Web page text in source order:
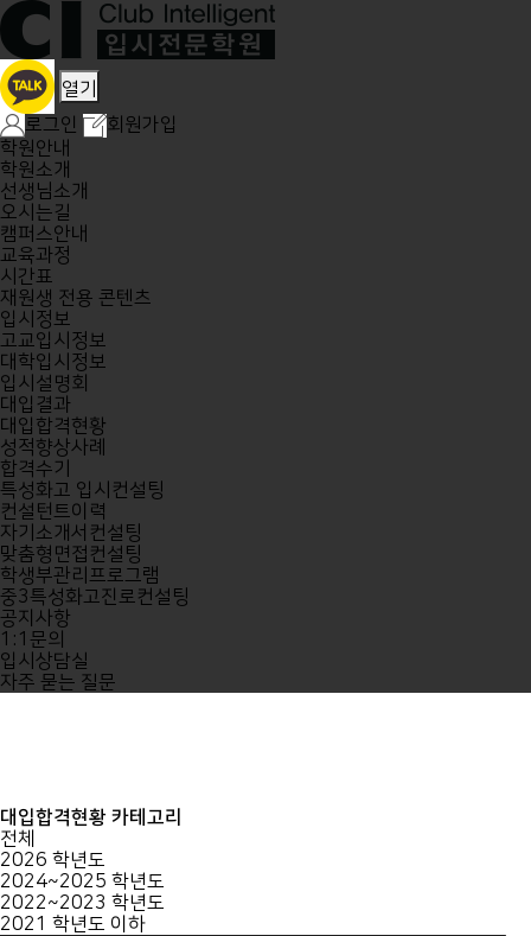
열기
로그인
회원가입
학원안내
학원소개
선생님소개
오시는길
캠퍼스안내
교육과정
시간표
재원생 전용 콘텐츠
입시정보
고교입시정보
대학입시정보
입시설명회
대입결과
대입합격현황
성적향상사례
합격수기
특성화고 입시컨설팅
컨설턴트이력
자기소개서컨설팅
맞춤형면접컨설팅
학생부관리프로그램
중3특성화고진로컨설팅
공지사항
1:1문의
입시상담실
자주 묻는 질문
대입합격현황 카테고리
전체
2026 학년도
2024~2025 학년도
2022~2023 학년도
2021 학년도 이하